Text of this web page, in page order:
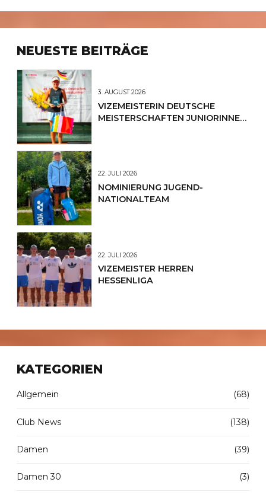
NEUESTE BEITRÄGE
3. AUGUST 2026
VIZEMEISTERIN DEUTSCHE
MEISTERSCHAFTEN JUNIORINNEN
22. JULI 2026
NOMINIERUNG JUGEND-
NATIONALTEAM
22. JULI 2026
VIZEMEISTER HERREN
HESSENLIGA
KATEGORIEN
Allgemein (68)
Club News (138)
Damen (39)
Damen 30 (3)